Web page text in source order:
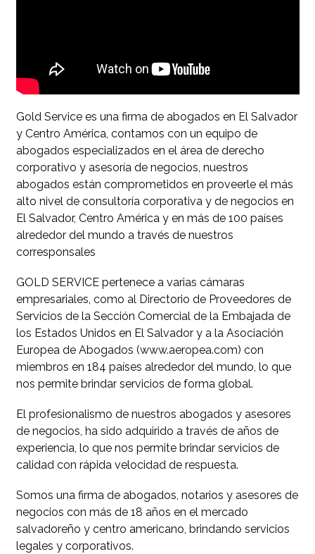
Gold Service es una firma de abogados en El Salvador
y Centro América, contamos con un equipo de
abogados especializados en el área de derecho
corporativo y asesoría de negocios, nuestros
abogados están comprometidos en proveerle el más
alto nivel de consultoría corporativa y de negocios en
El Salvador, Centro América y en más de 100 países
alrededor del mundo a través de nuestros
corresponsales
GOLD SERVICE pertenece a varias cámaras
empresariales, como al Directorio de Proveedores de
Servicios de la Sección Comercial de la Embajada de
los Estados Unidos en El Salvador y a la Asociación
Europea de Abogados (www.aeropea.com) con
miembros en 184 países alrededor del mundo, lo que
nos permite brindar servicios de forma global.
El profesionalismo de nuestros abogados y asesores
de negocios, ha sido adquirido a través de años de
experiencia, lo que nos permite brindar servicios de
calidad con rápida velocidad de respuesta.
Somos una firma de abogados, notarios y asesores de
negocios con más de 18 años en el mercado
salvadoreño y centro americano, brindando servicios
legales y corporativos.